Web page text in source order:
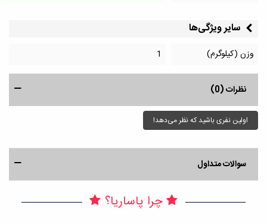
سایر ویژگی‌ها
وزن (کیلوگرم) 1
نظرات (0)
اولین نفری باشید که نظر می‌دهد!
سوالات متداول
چرا پاساریا؟